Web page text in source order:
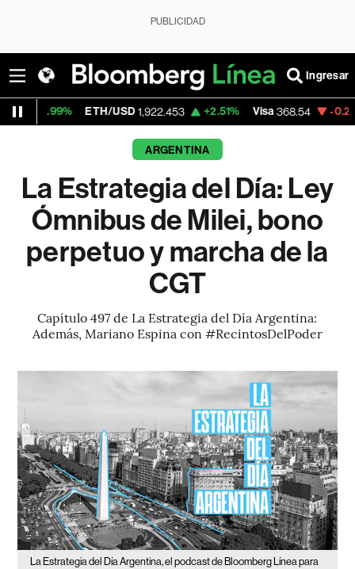
PUBLICIDAD
Ingresar
ETH/USD 1,922.453 +2.51% Visa 368.54 -0.28%
ARGENTINA
La Estrategia del Día: Ley
Ómnibus de Milei, bono
perpetuo y marcha de la
CGT
Capítulo 497 de La Estrategia del Día Argentina:
Además, Mariano Espina con #RecintosDelPoder
La Estrategia del Día Argentina, el podcast de Bloomberg Línea para